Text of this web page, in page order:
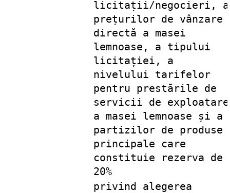
licitații/negocieri, a
prețurilor de vânzare
directă a masei
lemnoase, a tipului
licitației, a
nivelului tarifelor
pentru prestările de
servicii de exploatare
a masei lemnoase și a
partizilor de produse
principale care
constituie rezerva de
20%
privind alegerea